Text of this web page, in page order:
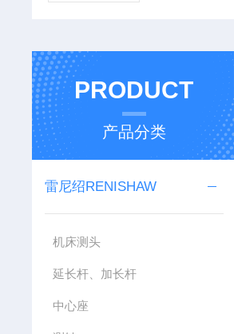
PRODUCT
产品分类
雷尼绍RENISHAW
机床测头
延长杆、加长杆
中心座